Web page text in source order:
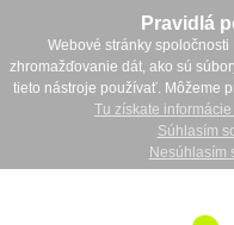
Pravidlá
Webové stránky spoločnosti
zhromažďovanie dát, ako sú
tieto nástroje používať. Môžeme
Tu získate
Súhlasím
Nesúhlasím